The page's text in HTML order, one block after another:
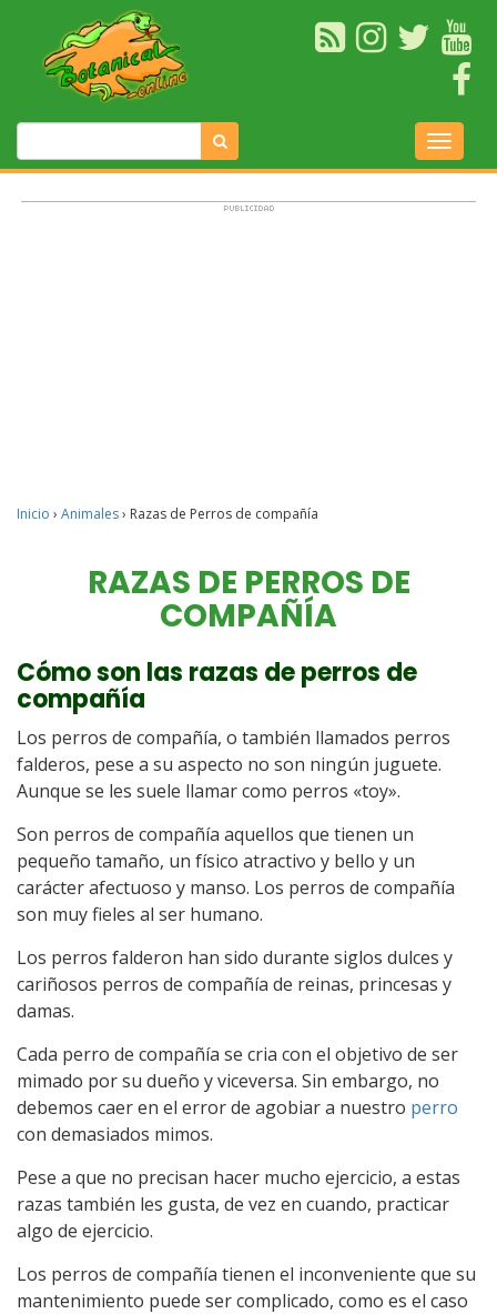
Inicio › Animales› Razas de Perros de compañía
RAZAS DE PERROS DE
COMPAÑÍA
Cómo son las razas de perros de
compañía
Los perros de compañía, o también llamados perros
falderos, pese a su aspecto no son ningún juguete.
Aunque se les suele llamar como perros «toy».
Son perros de compañía aquellos que tienen un
pequeño tamaño, un físico atractivo y bello y un
carácter afectuoso y manso. Los perros de compañía
son muy fieles al ser humano.
Los perros falderon han sido durante siglos dulces y
cariñosos perros de compañía de reinas, princesas y
damas.
Cada perro de compañía se cria con el objetivo de ser
mimado por su dueño y viceversa. Sin embargo, no
debemos caer en el error de agobiar a nuestro perro
con demasiados mimos.
Pese a que no precisan hacer mucho ejercicio, a estas
razas también les gusta, de vez en cuando, practicar
algo de ejercicio.
Los perros de compañía tienen el inconveniente que su
mantenimiento puede ser complicado, como es el caso